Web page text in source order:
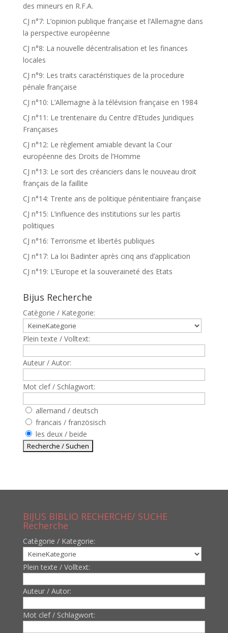
des mineurs en R.F.A.
CJ n°7: L’opinion publique française et l’Allemagne dans
la perspective européenne
CJ n°8: La nouvelle décentralisation et les finances
locales
CJ n°9: Les traits caractéristiques de la procedure
pénale française
CJ n°10: L’Allemagne à la télévision française en 1984
CJ n°11: Le trentenaire du Centre d’Etudes Juridiques
Françaises
CJ n°12: Le règlement amiable devant la Cour
européenne des Droits de l’Homme
CJ n°13: Le sort des créanciers dans le nouveau droit
français de la faillite
CJ n°14: Trente ans de politique pénitentiaire française
CJ n°15: L’influence des institutions sur les partis
politiques
CJ n°16: Terrorisme et libertés publiques
CJ n°17: La loi Badinter après cinq ans d’application
CJ n°19: L’Europe et la souveraineté des Etats
Bijus Recherche
Catègorie / Kategorie:
Plein texte / Volltext:
Auteur / Autor:
Mot clef / Schlagwort:
allemand / deutsch
francais / französisch
les deux / beide
BIJUS BIBLIO RECHERCHE/ SUCHE
Recherche
Catègorie / Kategorie:
Plein texte / Volltext:
Auteur / Autor:
Mot clef / Schlagwort: